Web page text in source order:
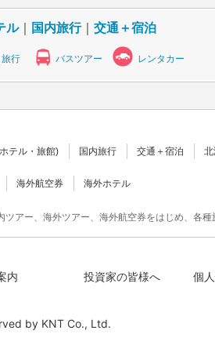
ル｜ 国内旅行｜ 交通＋宿泊
旅行 バスツアー レンタカー
テル・旅館) 国内旅行 交通＋宿泊
海外航空券 海外ホテル
ツアー、海外ツアー、海外航空券をはじめ、各
内 投資家の皆様へ 個
by KNT Co., Ltd.